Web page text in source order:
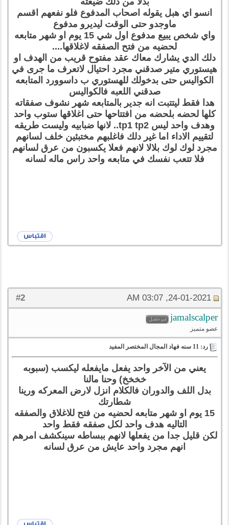
انسو اي هبل يقوله اصحاب المدفوع فلو نفعهم اقسم
ماوجدو حتى الوقت ليديرو مدفوع
واي شخص يبيع مدفوع اول شي 15 يوم او شهر متابعه
لحضيه من فتح الصفقه لاغلاقها....
دلك الدي يشارك معاك عقد مفتوح قريب من الهدف او
هيستوري متير صدقني مجرد احتيال لاتعرف ما جرى في
الكواليس حتى بدخولك للهستوري ب داسوورد المتابعه
صدقني اللعبه فالكواليس
هدا فقط ليتتبت انه جدير بالمتابعه شهر نشوف صفقاته
كلها لحضه بلحضه من افتتاحها حتى اغلاقها ستوب واحد
وهدف واحد ليس tp1 tp2.. لانها ضبابيه وليست طريقه
لتقييم الاداء اما غير دلك فاغلبهم مختبئين خلف لسانهم
مجرد لوك لوك بلالا لانهم فعلا يكسبون من عرق لسانهم
فلا تتعب نفسك في متابعه واحد راس ماله لسانه
#
2 24-01-2021, 03:07 AM
jamalscalper
عضو متميز
رد: 11 سنه فهاد المجال المختصر المفيد
يعني من الآخر واحد يفعل مايفعله ليكسب (سبوبه
خخخخ) وحنا مالنا
بدل اللف والدوران فالكلام انزل لارض المعركه ورينا
شطارتك
15 يوم او شهر متابعه لحضيه من فتح للاغلاق والصفقه
التاليه هدف واحد لكل صفقه فقط واحد
لكن قليل جدا من يفعلها لانهم ببساطه سينكشف امرهم
انهم مجرد واحد عايش من عرق لسانه